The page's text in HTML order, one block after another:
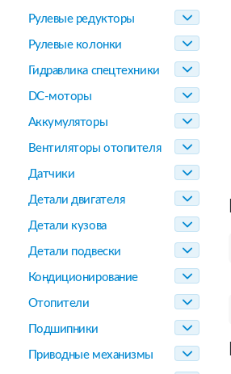
Рулевые редукторы
Рулевые колонки
Гидравлика спецтехники
DC-моторы
Аккумуляторы
Вентиляторы отопителя
Датчики
Детали двигателя
Детали кузова
Детали подвески
Кондиционирование
Отопители
Подшипники
Приводные механизмы